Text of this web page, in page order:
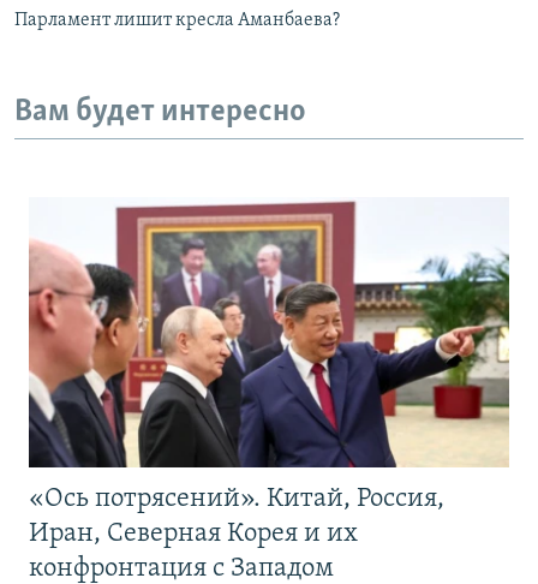
Парламент лишит кресла Аманбаева?
Вам будет интересно
«Ось потрясений». Китай, Россия,
Иран, Северная Корея и их
конфронтация с Западом